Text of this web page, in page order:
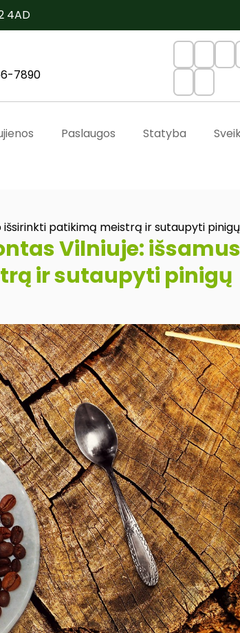
4AD
7890
Paslaugos Statyba
išsirinkti patikimą meistrą ir sutaupyti pinigų
Vilniuje: išsamus
ir sutaupyti pinigų